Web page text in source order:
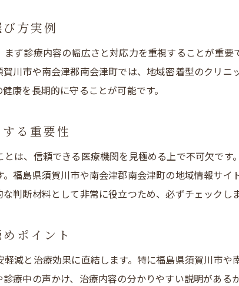
子供の歯科ケアを重視する理由とは
歯科で始める子供の健康管理の第一歩
歯科セッションで差が出る子供の成長サ
歯科の専門スタッフが支える子供のケア
歯科への不安を和らげる相談方法
歯科で不安を伝える具体的なコミュニケ
初めての歯科セッションで不安を解消す
方実例
ず診療内容の幅広さと対応力を重視することが重
川市や南会津郡南会津町では、地域密着型のクリ
康を長期的に守ることが可能です。
る重要性
は、信頼できる医療機関を見極める上で不可欠で
福島県須賀川市や南会津郡南会津町の地域情報サ
判断材料として非常に役立つため、必ずチェックし
ポイント
減と治療効果に直結します。特に福島県須賀川市
療中の声かけ、治療内容の分かりやすい説明があ